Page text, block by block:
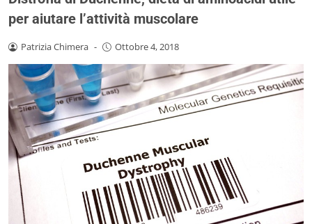
per aiutare l’attività muscolare
Patrizia Chimera - Ottobre 4, 2018